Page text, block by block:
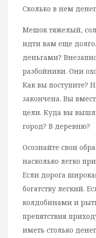
Сколько в нем
Мешок тяжелый,
идти вам еще
деньгами?
разбойники. Они
Как вы поступите?
закончена. Вы
цели. Куда вы
город? В деревню?
Осознайте свои
насколько легко
Если дорога
богатству легкий.
колдобинами и
препятствия
иметь столько